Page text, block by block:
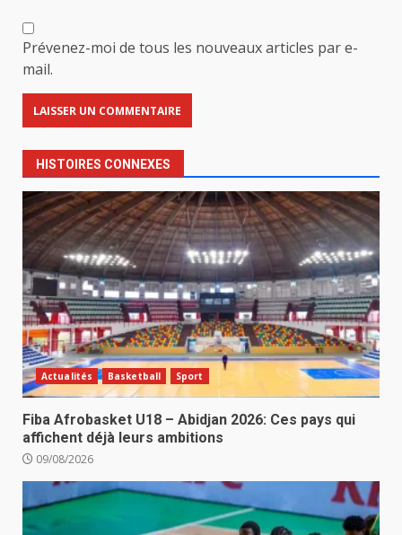
Prévenez-moi de tous les nouveaux articles par e-
mail.
HISTOIRES CONNEXES
Actualités Basketball Sport
Fiba Afrobasket U18 – Abidjan 2026: Ces pays qui
affichent déjà leurs ambitions
09/08/2026